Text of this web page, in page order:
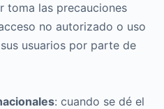
toma las precauciones
no autorizado o uso
usuarios por parte de
: cuando se dé el